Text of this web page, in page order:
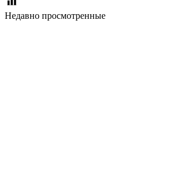
Недавно просмотренные